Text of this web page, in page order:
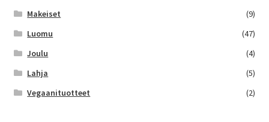
Makeiset
(9)
Luomu
(47)
Joulu
(4)
Lahja
(5)
Vegaanituotteet
(2)